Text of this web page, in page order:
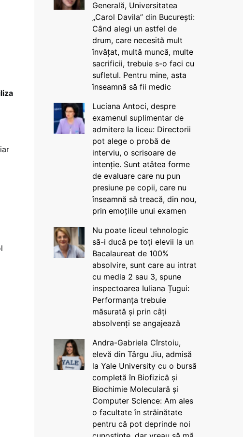
Generală, Universitatea
„Carol Davila” din București:
Când alegi un astfel de
drum, care necesită mult
învățat, multă muncă, multe
sacrificii, trebuie s-o faci cu
sufletul. Pentru mine, asta
înseamnă să fii medic
Luciana Antoci, despre
examenul suplimentar de
admitere la liceu: Directorii
pot alege o probă de
interviu, o scrisoare de
intenție. Sunt atâtea forme
de evaluare care nu pun
presiune pe copii, care nu
înseamnă să treacă, din nou,
prin emoțiile unui examen
Nu poate liceul tehnologic
să-i ducă pe toți elevii la un
Bacalaureat de 100%
absolvire, sunt care au intrat
cu media 2 sau 3, spune
inspectoarea Iuliana Țugui:
Performanța trebuie
măsurată și prin câți
absolvenți se angajează
Andra-Gabriela Cîrstoiu,
elevă din Târgu Jiu, admisă
la Yale University cu o bursă
completă în Biofizică și
Biochimie Moleculară și
Computer Science: Am ales
o facultate în străinătate
pentru că pot deprinde noi